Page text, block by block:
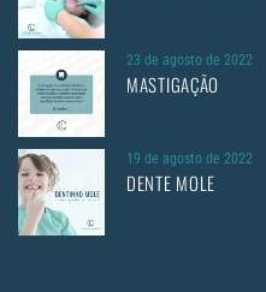
23 de agosto de 2022
MASTIGAÇÃO
19 de agosto de 2022
DENTE MOLE